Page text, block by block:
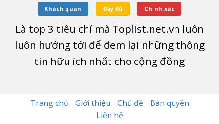
Khách quan Đầy đủ Chính xác
Là top 3 tiêu chí mà Toplist.net.vn luôn
luôn hướng tới để đem lại những thông
tin hữu ích nhất cho cộng đồng
Trang chủ Giới thiệu Chủ đề
Bản quyền
Liên hệ